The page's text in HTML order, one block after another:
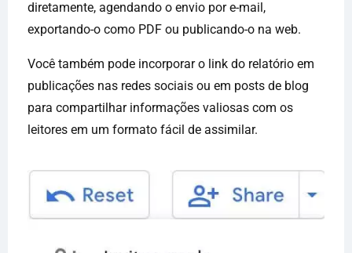
diretamente, agendando o envio por e-mail,
exportando-o como PDF ou publicando-o na web.
Você também pode incorporar o link do relatório em
publicações nas redes sociais ou em posts de blog
para compartilhar informações valiosas com os
leitores em um formato fácil de assimilar.